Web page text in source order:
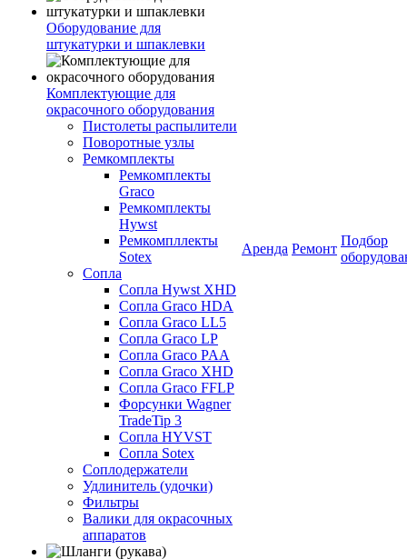
Оборудование для
штукатурки и шпаклевки
Комплектующие для
окрасочного оборудования
Пистолеты распылители
Поворотные узлы
Ремкомплекты
Ремкомплекты
Graco
Ремкомплекты
Hywst
Ремкомпллекты
Sotex
Сопла
Сопла Hywst XHD
Сопла Graco HDA
Сопла Graco LL5
Сопла Graco LP
Сопла Graco PAA
Сопла Graco XHD
Сопла Graco FFLP
Форсунки Wagner
TradeTip 3
Сопла HYVST
Сопла Sotex
Соплодержатели
Удлинитель (удочки)
Фильтры
Валики для окрасочных
аппаратов
Аренда Ремонт
Подбор